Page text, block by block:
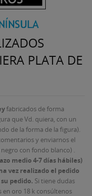
PLATA DE
fabricados de forma
que Vd. quiera, con un
de la forma de la figura).
y enviarnos el
con fondo blanco) .
medio 4-7 días hábiles)
vez realizado el pedido
pedido. Si tiene dudas
en oro 18 k consúltenos